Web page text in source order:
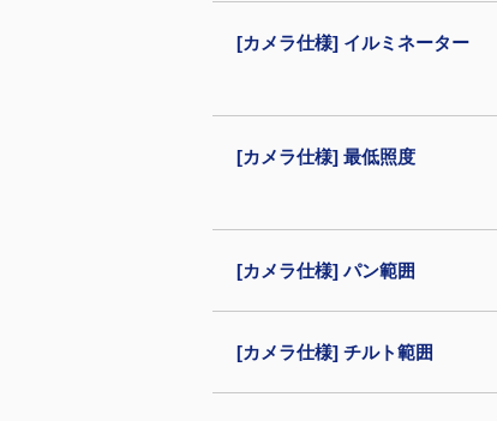
[カメラ仕様] イルミネーター
[カメラ仕様] 最低照度
[カメラ仕様] パン範囲
[カメラ仕様] チルト範囲